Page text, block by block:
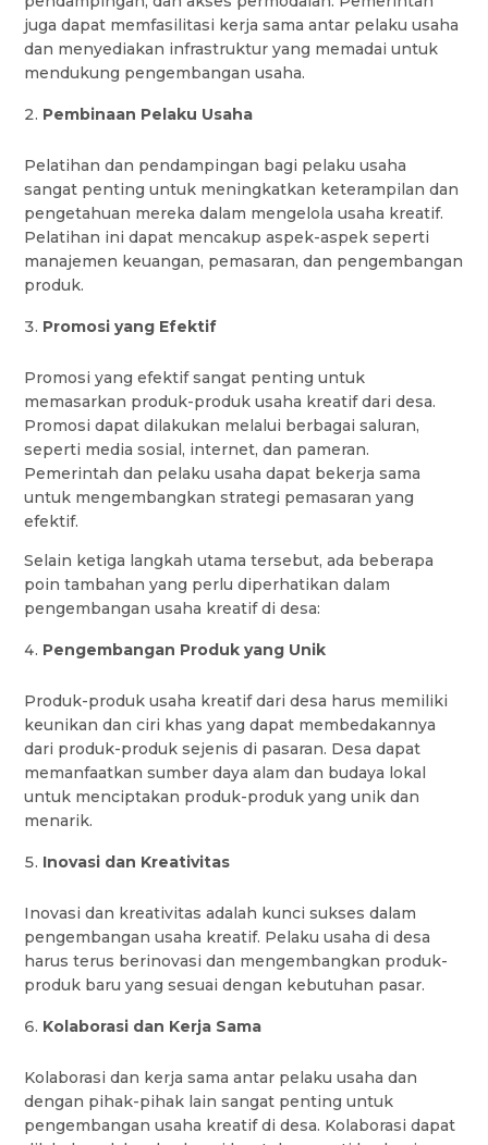
juga dapat memfasilitasi kerja sama antar pelaku usaha
dan menyediakan infrastruktur yang memadai untuk
mendukung pengembangan usaha.
Pembinaan Pelaku Usaha
Pelatihan dan pendampingan bagi pelaku usaha
sangat penting untuk meningkatkan keterampilan dan
pengetahuan mereka dalam mengelola usaha kreatif.
Pelatihan ini dapat mencakup aspek-aspek seperti
manajemen keuangan, pemasaran, dan pengembangan
produk.
Promosi yang Efektif
Promosi yang efektif sangat penting untuk
memasarkan produk-produk usaha kreatif dari desa.
Promosi dapat dilakukan melalui berbagai saluran,
seperti media sosial, internet, dan pameran.
Pemerintah dan pelaku usaha dapat bekerja sama
untuk mengembangkan strategi pemasaran yang
efektif.
Selain ketiga langkah utama tersebut, ada beberapa
poin tambahan yang perlu diperhatikan dalam
pengembangan usaha kreatif di desa:
Pengembangan Produk yang Unik
Produk-produk usaha kreatif dari desa harus memiliki
keunikan dan ciri khas yang dapat membedakannya
dari produk-produk sejenis di pasaran. Desa dapat
memanfaatkan sumber daya alam dan budaya lokal
untuk menciptakan produk-produk yang unik dan
menarik.
Inovasi dan Kreativitas
Inovasi dan kreativitas adalah kunci sukses dalam
pengembangan usaha kreatif. Pelaku usaha di desa
harus terus berinovasi dan mengembangkan produk-
produk baru yang sesuai dengan kebutuhan pasar.
Kolaborasi dan Kerja Sama
Kolaborasi dan kerja sama antar pelaku usaha dan
dengan pihak-pihak lain sangat penting untuk
pengembangan usaha kreatif di desa. Kolaborasi dapat